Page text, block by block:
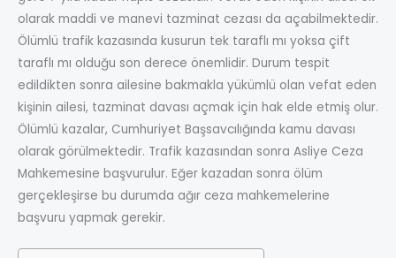
olarak maddi ve manevi tazminat cezası da açabilmektedir.
Ölümlü trafik kazasında kusurun tek taraflı mı yoksa çift
taraflı mı olduğu son derece önemlidir. Durum tespit
edildikten sonra ailesine bakmakla yükümlü olan vefat eden
kişinin ailesi, tazminat davası açmak için hak elde etmiş olur.
Ölümlü kazalar, Cumhuriyet Başsavcılığında kamu davası
olarak görülmektedir. Trafik kazasından sonra Asliye Ceza
Mahkemesine başvurulur. Eğer kazadan sonra ölüm
gerçekleşirse bu durumda ağır ceza mahkemelerine
başvuru yapmak gerekir.